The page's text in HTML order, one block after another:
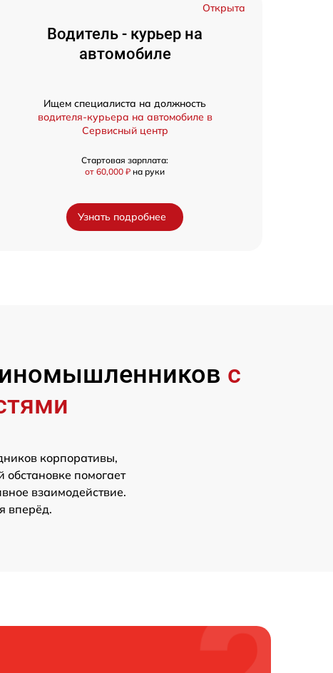
Открыта
Водитель - курьер на
автомобиле
Ищем специалиста на должность
водителя-курьера на автомобиле в
Сервисный центр
Стартовая зарплата:
от 60,000 ₽ на руки
Узнать подробнее
с
корпоративы,
помогает
взаимодействие.
вперёд.